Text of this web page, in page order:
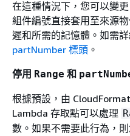
在這種情況下，您可以變
組件編號直接套用至來源
遲和所需的記憶體。如需
partNumber 標頭 。
停用 Range 和
根據預設，由
Lambda 存取點可以處理
數。如果不需要此行為，